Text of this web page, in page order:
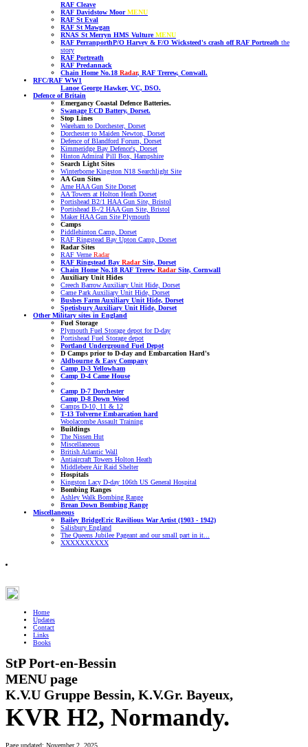
RAF Cleave
RAF Davidstow MoorMENU
RAF St Eval
RAF St Mawgan
RNAS St Merryn HMS Vulture MENU
RAF PerranporthP/O Harvey & F/O Wicksteed's crash off RAF Portreath the
story
RAF Portreath
RAF Predannack
Chain Home No.18 Radar, RAF Trerew, Conwall.
RFC/RAF WW1
Lanoe George Hawker, VC, DSO.
Defence of Britain
Emergancy Coastal Defence Batteries.
Swanage ECD Battery, Dorset.
Stop Lines
Wareham to Dorchester, Dorset
Dorchester to Maiden Newton, Dorset
Defence of Blandford Forum, Dorset
Kimmeridge Bay Defence's, Dorset
Hinton Admiral Pill Box, Hampshire
Search Light Sites
Winterborne Kingston N18 Searchlight Site
AA Gun Sites
Arne HAA Gun Site Dorset
AA Towers at Holton Heath Dorset
Portishead B2/1 HAA Gun Site, Bristol
Portishead B-/2 HAA Gun Site, Bristol
Maker HAA Gun Site Plymouth
Camps
Piddlehinton Camp, Dorset
RAF Ringstead Bay Upton Camp, Dorset
Radar Sites
RAF Verne Radar
RAF Ringstead Bay RadarSite, Dorset
Chain Home No.18 RAF Trerew RadarSite, Cornwall
Auxiliary Unit Hides
Creech Barrow Auxiliary Unit Hide, Dorset
Came Park Auxiliary Unit Hide, Dorset
Bushes Farm Auxiliary Unit Hide, Dorset
Spetisbury Auxiliary Unit Hide, Dorset
Other Military sites in England
Fuel Storage
Plymouth Fuel Storage depot for D-day
Portishead Fuel Storage depot
Portland Underground Fuel Depot
D Camps prior to D-day and Embarcation Hard's
Aldbourne & Easy Company
Camp D-3 Yellowham
Camp D-4 Came House
Camp D-7 Dorchester
Camp D-8 Down Wood
Camps D-10, 11 & 12
T-13 Tolverne Embarcation hard
Woolacombe Assault Training
Buildings
The Nissen Hut
Miscellaneous
British Atlantic Wall
Antiaircraft Towers Holton Heath
Middlebere Air Raid Shelter
Hospitals
Kingston Lacy D-day 106th US General Hospital
Bombing Ranges
Ashley Walk Bombing Range
Brean Down Bombing Range
Miscellaneous
Bailey BridgeEric Ravilious War Artist (1903 - 1942)
Salisbury England
The Queens Jubilee Pageant and our small part in it...
XXXXXXXXXX
Home
Updates
Contact
Links
Books
StP Port-en-Bessin
MENU page
K.V.U Gruppe Bessin, K.V.Gr. Bayeux,
KVR H2, Normandy.
Page updated: November 2, 2025